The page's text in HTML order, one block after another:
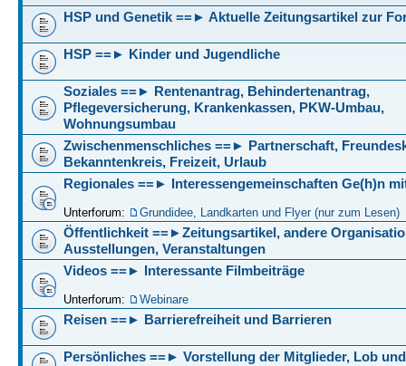
HSP und Genetik ==► Aktuelle Zeitungsartikel zur
HSP ==► Kinder und Jugendliche
Soziales ==► Rentenantrag, Behindertenantrag,
Pflegeversicherung, Krankenkassen, PKW-Umbau,
Wohnungsumbau
Zwischenmenschliches ==► Partnerschaft,
Bekanntenkreis, Freizeit, Urlaub
Regionales ==► Interessengemeinschaften Ge(h)n
Unterforum: Grundidee, Landkarten und Flyer (nur zum Lesen)
Öffentlichkeit ==►Zeitungsartikel, andere
Ausstellungen, Veranstaltungen
Videos ==► Interessante Filmbeiträge
Unterforum: Webinare
Reisen ==► Barrierefreiheit und Barrieren
Persönliches ==► Vorstellung der Mitglieder, Lob